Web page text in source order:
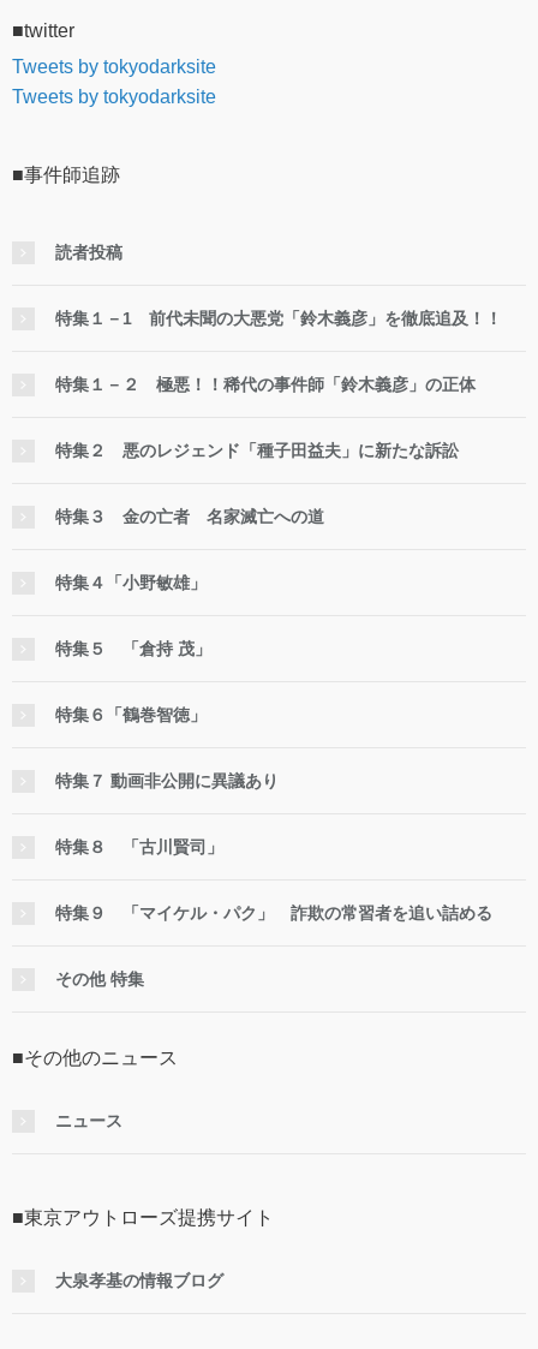
■twitter
Tweets by tokyodarksite
Tweets by tokyodarksite
■事件師追跡
読者投稿
特集１－1 前代未聞の大悪党「鈴木義彦」を徹底追及！！
特集１－２ 極悪！！稀代の事件師「鈴木義彦」の正体
特集２ 悪のレジェンド「種子田益夫」に新たな訴訟
特集３ 金の亡者 名家滅亡への道
特集４「小野敏雄」
特集５ 「倉持 茂」
特集６「鶴巻智徳」
特集７ 動画非公開に異議あり
特集８ 「古川賢司」
特集９ 「マイケル・パク」 詐欺の常習者を追い詰める
その他 特集
■その他のニュース
ニュース
■東京アウトローズ提携サイト
大泉孝基の情報ブログ